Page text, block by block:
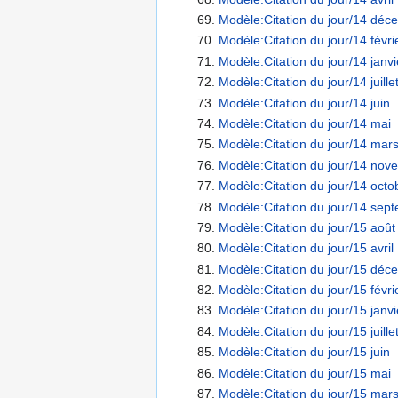
Modèle:Citation du jour/14
Modèle:Citation du jour/14
Modèle:Citation du jour/14
Modèle:Citation du jour/14 juillet
Modèle:Citation du jour/14 juin
Modèle:Citation du jour/14 mai
Modèle:Citation du jour/14 mars
Modèle:Citation du jour/14
Modèle:Citation du jour/14
Modèle:Citation du jour/14
Modèle:Citation du jour/15 août
Modèle:Citation du jour/15 avril
Modèle:Citation du jour/15
Modèle:Citation du jour/15
Modèle:Citation du jour/15
Modèle:Citation du jour/15 juillet
Modèle:Citation du jour/15 juin
Modèle:Citation du jour/15 mai
Modèle:Citation du jour/15 mars